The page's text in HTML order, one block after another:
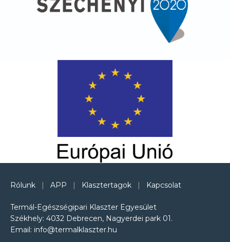
Rólunk | APP | Klasztertagok | Kapcsolat
Termál-Egészségipari Klaszter Egyesület
Székhely: 4032 Debrecen, Nagyerdei park 01.
Email: info@termalklaszter.hu